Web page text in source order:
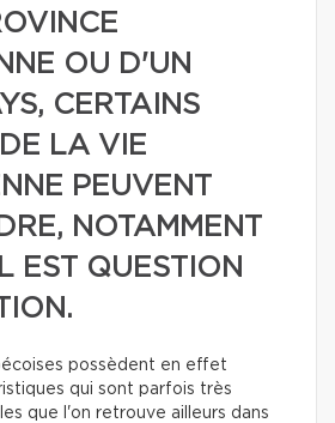
OU D'UN
CERTAINS
LA VIE
PEUVENT
NOTAMMENT
EST QUESTION
possèdent en effet
qui sont parfois très
que l'on retrouve ailleurs dans